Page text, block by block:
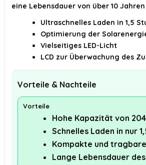
eine Lebensdauer von über 10
Ultraschnelles Laden in 1,5
Optimierung der
Vielseitiges LED-Licht
LCD zur Überwachung des
Vorteile & Nachteile
Vorteile
Hohe Kapazität von
Schnelles Laden in nur
Kompakte und
Lange Lebensdauer